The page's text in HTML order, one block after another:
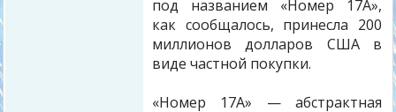
под названием «Номер 17А»,
как сообщалось, принесла 200
миллионов долларов США в
виде частной покупки.
«Номер 17А» — абстрактная